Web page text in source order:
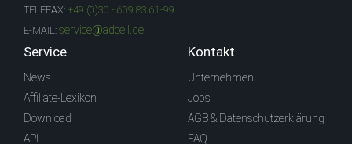
TELEFAX: +49 (0)30 - 609 83 61-99
E-MAIL: service@adcell.de
Service
News
Affiliate-Lexikon
Download
API
Kontakt
Unternehmen
Jobs
AGB & Datenschutzerklärung
FAQ